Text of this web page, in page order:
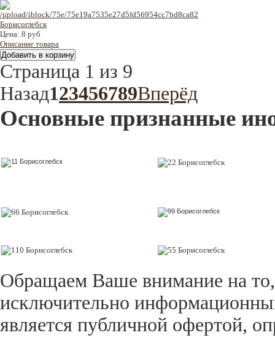
Цена: 8 руб
Описание товара
Страница 1 из 9
Назад123456789Вперёд
Основные признанные
Обращаем Ваше внимание на
исключительно
является публичной офертой,